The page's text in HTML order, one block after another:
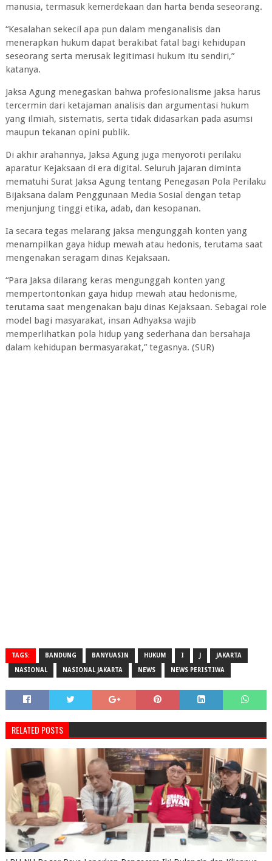
manusia, termasuk kemerdekaan dan harta benda seseorang.
“Kesalahan sekecil apa pun dalam menganalisis dan
menerapkan hukum dapat berakibat fatal bagi kehidupan
seseorang serta merusak legitimasi hukum itu sendiri,”
katanya.
Jaksa Agung menegaskan bahwa profesionalisme jaksa harus
tercermin dari ketajaman analisis dan argumentasi hukum
yang ilmiah, sistematis, serta tidak didasarkan pada asumsi
maupun tekanan opini publik.
Di akhir arahannya, Jaksa Agung juga menyoroti perilaku
aparatur Kejaksaan di era digital. Seluruh jajaran diminta
mematuhi Surat Jaksa Agung tentang Penegasan Pola Perilaku
Bijaksana dalam Penggunaan Media Sosial dengan tetap
menjunjung tinggi etika, adab, dan kesopanan.
Ia secara tegas melarang jaksa mengunggah konten yang
menampilkan gaya hidup mewah atau hedonis, terutama saat
mengenakan seragam dinas Kejaksaan.
“Para Jaksa dilarang keras mengunggah konten yang
mempertontonkan gaya hidup mewah atau hedonisme,
terutama saat mengenakan baju dinas Kejaksaan. Sebagai role
model bagi masyarakat, insan Adhyaksa wajib
memperlihatkan pola hidup yang sederhana dan bersahaja
dalam kehidupan bermasyarakat,” tegasnya. (SUR)
TAGS: BANDUNG BANYUASIN HUKUM I JAKARTA
NASIONAL NASIONAL JAKARTA NEWS NEWS PERISTIWA
RELATED POSTS